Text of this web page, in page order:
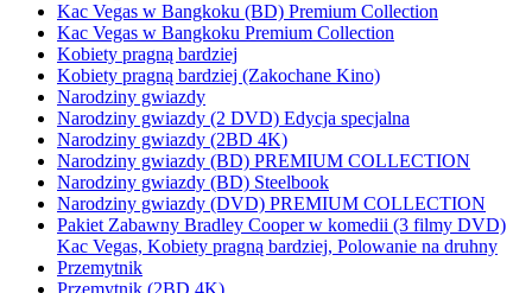
Kac Vegas w Bangkoku (BD) Premium Collection
Kac Vegas w Bangkoku Premium Collection
Kobiety pragną bardziej
Kobiety pragną bardziej (Zakochane Kino)
Narodziny gwiazdy
Narodziny gwiazdy (2 DVD) Edycja specjalna
Narodziny gwiazdy (2BD 4K)
Narodziny gwiazdy (BD) PREMIUM COLLECTION
Narodziny gwiazdy (BD) Steelbook
Narodziny gwiazdy (DVD) PREMIUM COLLECTION
Pakiet Zabawny Bradley Cooper w komedii (3 filmy DVD)
Kac Vegas, Kobiety pragną bardziej, Polowanie na druhny
Przemytnik
Przemytnik (2BD 4K)